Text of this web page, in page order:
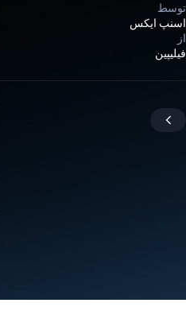
توسط
اسنپ ​​ایکس
از
فیلیپین